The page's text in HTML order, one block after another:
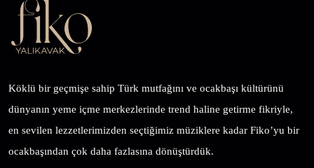
Köklü bir geçmişe sahip Türk mutfağını ve ocakbaşı kültürünü
dünyanın yeme içme merkezlerinde trend haline getirme fikriyle,
en sevilen lezzetlerimizden seçtiğimiz müziklere kadar Fiko’yu bir
ocakbaşından çok daha fazlasına dönüştürdük.